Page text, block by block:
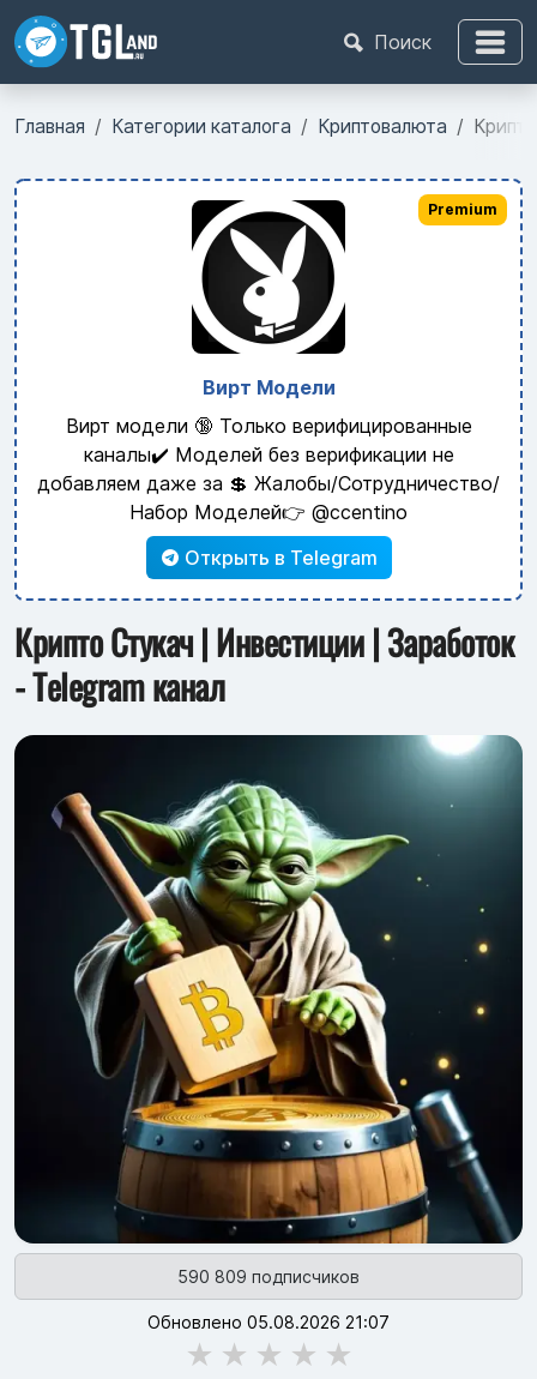
Поиск
Главная Категории каталога Криптовалюта
Вирт Модели
Вирт модели 🔞 Только верифицированные
каналы✔️ Моделей без верификации не
добавляем даже за 💲 Жалобы/Сотрудничество/
Набор Моделей👉 @ccentino
Открыть в Telegram
Premium
Крипто Стукач | Инвестиции | Заработок
- Telegram канал
590 809 подписчиков
Обновлено 05.08.2026 21:07
★ ★ ★ ★ ★